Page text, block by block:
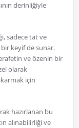
derinliğiyle
sadece tat ve
bir keyif de sunar.
ve özenin bir
olarak
için
hazırlanan bu
alınabilirliği ve